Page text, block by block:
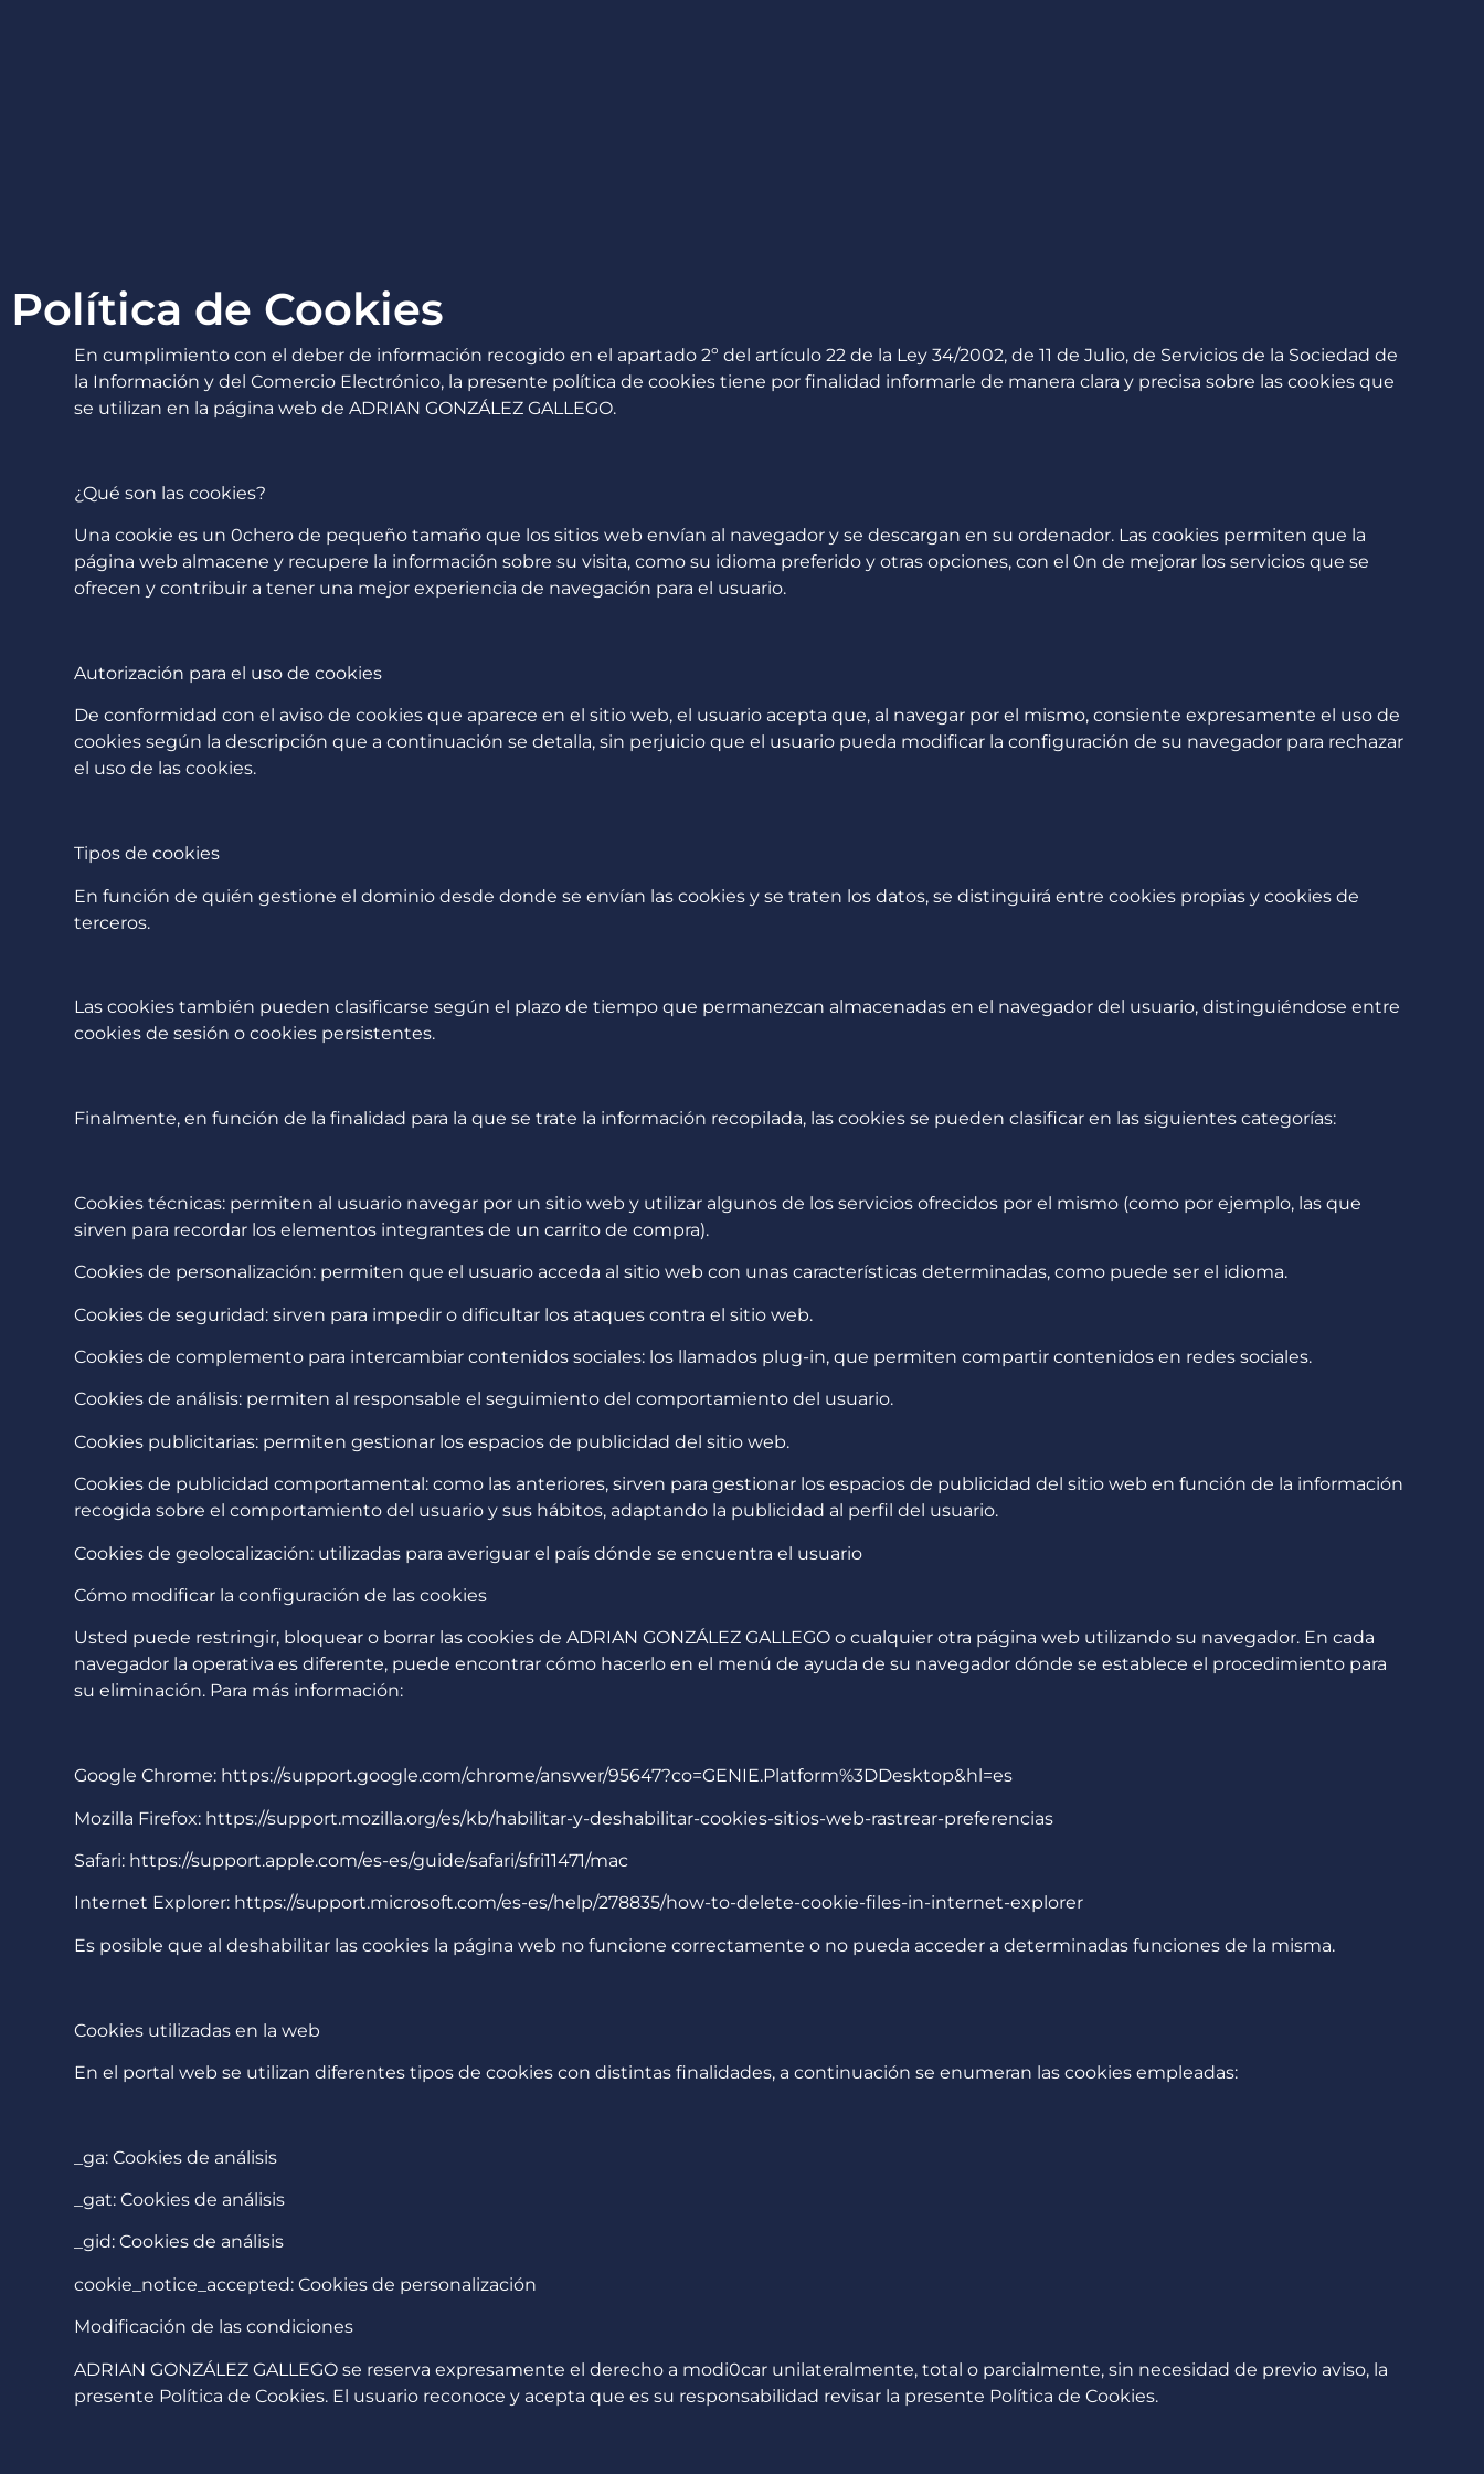
Política de Cookies
En cumplimiento con el deber de información recogido en el apartado 2º del artículo 22 de la Ley 34/2002, de 11 de Julio, de Servicios de la Sociedad de
la Información y del Comercio Electrónico, la presente política de cookies tiene por finalidad informarle de manera clara y precisa sobre las cookies que
se utilizan en la página web de ADRIAN GONZÁLEZ GALLEGO.
¿Qué son las cookies?
Una cookie es un 0chero de pequeño tamaño que los sitios web envían al navegador y se descargan en su ordenador. Las cookies permiten que la
página web almacene y recupere la información sobre su visita, como su idioma preferido y otras opciones, con el 0n de mejorar los servicios que se
ofrecen y contribuir a tener una mejor experiencia de navegación para el usuario.
Autorización para el uso de cookies
De conformidad con el aviso de cookies que aparece en el sitio web, el usuario acepta que, al navegar por el mismo, consiente expresamente el uso de
cookies según la descripción que a continuación se detalla, sin perjuicio que el usuario pueda modificar la configuración de su navegador para rechazar
el uso de las cookies.
Tipos de cookies
En función de quién gestione el dominio desde donde se envían las cookies y se traten los datos, se distinguirá entre cookies propias y cookies de
terceros.
Las cookies también pueden clasificarse según el plazo de tiempo que permanezcan almacenadas en el navegador del usuario, distinguiéndose entre
cookies de sesión o cookies persistentes.
Finalmente, en función de la finalidad para la que se trate la información recopilada, las cookies se pueden clasificar en las siguientes categorías:
Cookies técnicas: permiten al usuario navegar por un sitio web y utilizar algunos de los servicios ofrecidos por el mismo (como por ejemplo, las que
sirven para recordar los elementos integrantes de un carrito de compra).
Cookies de personalización: permiten que el usuario acceda al sitio web con unas características determinadas, como puede ser el idioma.
Cookies de seguridad: sirven para impedir o dificultar los ataques contra el sitio web.
Cookies de complemento para intercambiar contenidos sociales: los llamados plug-in, que permiten compartir contenidos en redes sociales.
Cookies de análisis: permiten al responsable el seguimiento del comportamiento del usuario.
Cookies publicitarias: permiten gestionar los espacios de publicidad del sitio web.
Cookies de publicidad comportamental: como las anteriores, sirven para gestionar los espacios de publicidad del sitio web en función de la información
recogida sobre el comportamiento del usuario y sus hábitos, adaptando la publicidad al perfil del usuario.
Cookies de geolocalización: utilizadas para averiguar el país dónde se encuentra el usuario
Cómo modificar la configuración de las cookies
Usted puede restringir, bloquear o borrar las cookies de ADRIAN GONZÁLEZ GALLEGO o cualquier otra página web utilizando su navegador. En cada
navegador la operativa es diferente, puede encontrar cómo hacerlo en el menú de ayuda de su navegador dónde se establece el procedimiento para
su eliminación. Para más información:
Google Chrome: https://support.google.com/chrome/answer/95647?co=GENIE.Platform%3DDesktop&hl=es
Mozilla Firefox: https://support.mozilla.org/es/kb/habilitar-y-deshabilitar-cookies-sitios-web-rastrear-preferencias
Safari: https://support.apple.com/es-es/guide/safari/sfri11471/mac
Internet Explorer: https://support.microsoft.com/es-es/help/278835/how-to-delete-cookie-files-in-internet-explorer
Es posible que al deshabilitar las cookies la página web no funcione correctamente o no pueda acceder a determinadas funciones de la misma.
Cookies utilizadas en la web
En el portal web se utilizan diferentes tipos de cookies con distintas finalidades, a continuación se enumeran las cookies empleadas:
_ga: Cookies de análisis
_gat: Cookies de análisis
_gid: Cookies de análisis
cookie_notice_accepted: Cookies de personalización
Modificación de las condiciones
ADRIAN GONZÁLEZ GALLEGO se reserva expresamente el derecho a modi0car unilateralmente, total o parcialmente, sin necesidad de previo aviso, la
presente Política de Cookies. El usuario reconoce y acepta que es su responsabilidad revisar la presente Política de Cookies.